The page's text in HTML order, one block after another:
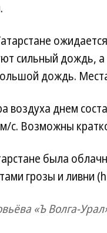
сильный дождь,
дождь.
воздуха днем
с. Возможны
была
грозы и ливни
«Ъ Волга-